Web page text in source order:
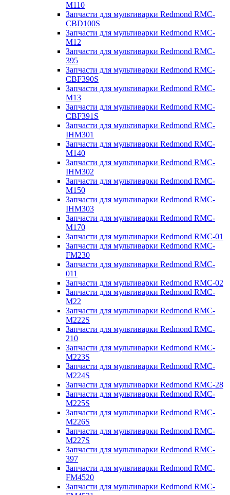
M110
Запчасти для мультиварки Redmond RMC-
CBD100S
Запчасти для мультиварки Redmond RMC-
M12
Запчасти для мультиварки Redmond RMC-
395
Запчасти для мультиварки Redmond RMC-
CBF390S
Запчасти для мультиварки Redmond RMC-
M13
Запчасти для мультиварки Redmond RMC-
CBF391S
Запчасти для мультиварки Redmond RMC-
IHM301
Запчасти для мультиварки Redmond RMC-
M140
Запчасти для мультиварки Redmond RMC-
IHM302
Запчасти для мультиварки Redmond RMC-
M150
Запчасти для мультиварки Redmond RMC-
IHM303
Запчасти для мультиварки Redmond RMC-
M170
Запчасти для мультиварки Redmond RMC-01
Запчасти для мультиварки Redmond RMC-
FM230
Запчасти для мультиварки Redmond RMC-
011
Запчасти для мультиварки Redmond RMC-02
Запчасти для мультиварки Redmond RMC-
M22
Запчасти для мультиварки Redmond RMC-
M222S
Запчасти для мультиварки Redmond RMC-
210
Запчасти для мультиварки Redmond RMC-
M223S
Запчасти для мультиварки Redmond RMC-
M224S
Запчасти для мультиварки Redmond RMC-28
Запчасти для мультиварки Redmond RMC-
M225S
Запчасти для мультиварки Redmond RMC-
M226S
Запчасти для мультиварки Redmond RMC-
M227S
Запчасти для мультиварки Redmond RMC-
397
Запчасти для мультиварки Redmond RMC-
FM4520
Запчасти для мультиварки Redmond RMC-